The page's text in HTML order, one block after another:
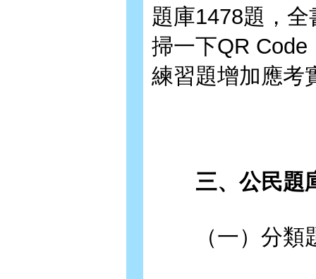
題庫1478題，
掃一下QR
練習題增加應考
三、公民題
（一）分類